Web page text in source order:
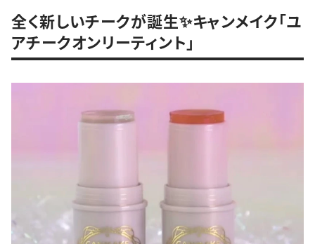
全く新しいチークが誕生✨キャンメイク「ユ
アチークオンリーティント」